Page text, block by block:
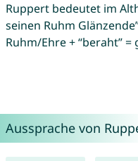
Ruppert bedeutet im
seinen Ruhm
Ruhm/Ehre + “beraht”
Aussprache von